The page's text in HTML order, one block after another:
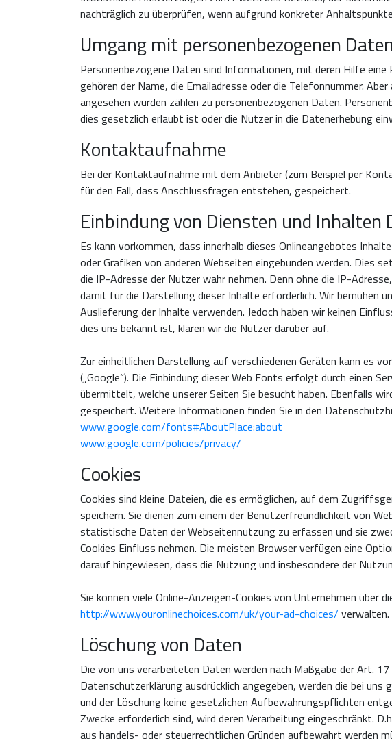
nachträglich zu überprüfen, wenn aufgrund konkreter
Umgang mit personenbezogenen
Personenbezogene Daten sind Informationen, mit deren Hilfe
gehören der Name, die Emailadresse oder die Telefonnummer.
angesehen wurden zählen zu personenbezogenen Daten.
dies gesetzlich erlaubt ist oder die Nutzer in die Datenerhebung
Kontaktaufnahme
Bei der Kontaktaufnahme mit dem Anbieter (zum Beispiel per
für den Fall, dass Anschlussfragen entstehen, gespeichert.
Einbindung von Diensten und Inhalten
Es kann vorkommen, dass innerhalb dieses Onlineangebotes
oder Grafiken von anderen Webseiten eingebunden werden. Dies
die IP-Adresse der Nutzer wahr nehmen. Denn ohne die IP-
damit für die Darstellung dieser Inhalte erforderlich. Wir bemühen
Auslieferung der Inhalte verwenden. Jedoch haben wir keinen
dies uns bekannt ist, klären wir die Nutzer darüber auf.
Zur einheitlichen Darstellung auf verschiedenen Geräten kann es
(„Google“). Die Einbindung dieser Web Fonts erfolgt durch einen
übermittelt, welche unserer Seiten Sie besucht haben. Ebenfalls
gespeichert. Weitere Informationen finden Sie in den
www.google.com/fonts#AboutPlace:about
www.google.com/policies/privacy/
Cookies
Cookies sind kleine Dateien, die es ermöglichen, auf dem
speichern. Sie dienen zum einem der Benutzerfreundlichkeit von
statistische Daten der Webseitennutzung zu erfassen und sie
Cookies Einfluss nehmen. Die meisten Browser verfügen eine
darauf hingewiesen, dass die Nutzung und insbesondere der
Sie können viele Online-Anzeigen-Cookies von Unternehmen über
http://www.youronlinechoices.com/uk/your-ad-choices/ verwalten.
Löschung von Daten
Die von uns verarbeiteten Daten werden nach Maßgabe der Art.
Datenschutzerklärung ausdrücklich angegeben, werden die bei
und der Löschung keine gesetzlichen Aufbewahrungspflichten
Zwecke erforderlich sind, wird deren Verarbeitung eingeschränkt.
aus handels- oder steuerrechtlichen Gründen aufbewahrt werden